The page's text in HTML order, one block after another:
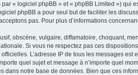
« logiciel phpBB » et « phpBB Limited ») qui
phpBB a pour seul but de faciliter les
pas. Pour plus d’informations
obscène, vulgaire, diffamatoire, choquant,
Si vous ne respectez pas ces
L’adresse IP de tous les messages
quel sujet et message à n’importe quel
notre base de données. Bien que ces